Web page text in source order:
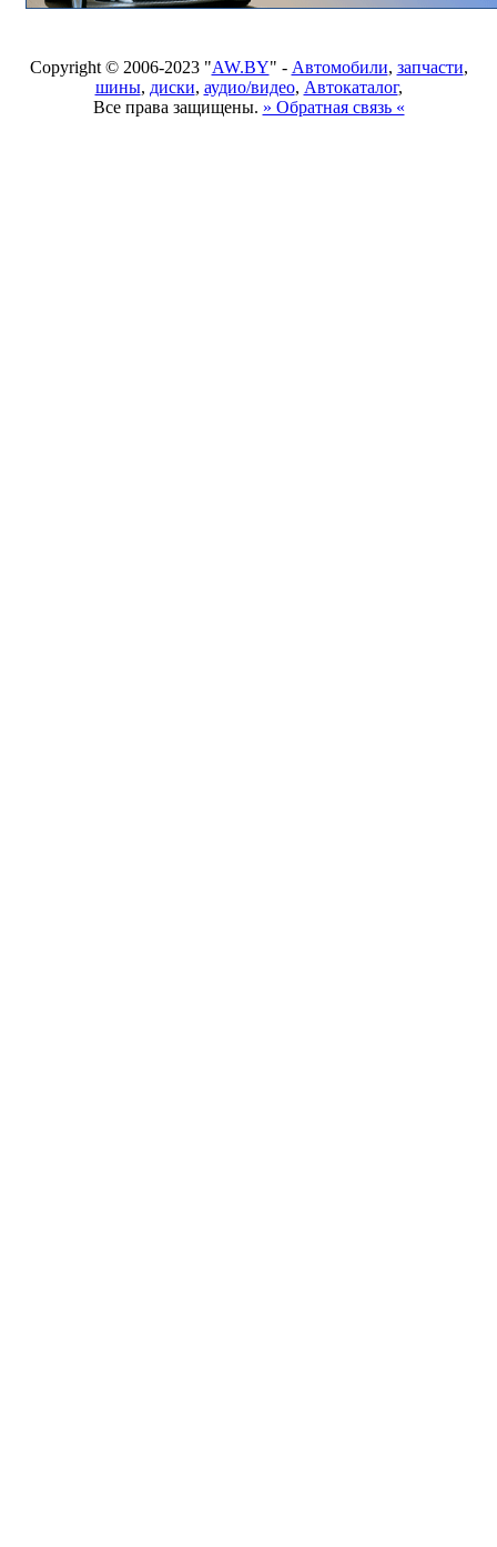
Copyright © 2006-2023 "AW.BY" - Автомобили, запчасти,
шины, диски, аудио/видео, Автокаталог,
Все права защищены. » Обратная связь «